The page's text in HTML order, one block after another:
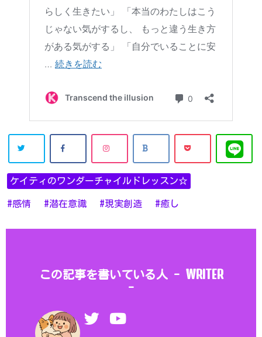
ケイティのワンダーチャイルドレッスン☆
感情 潜在意識 現実創造 癒し
この記事を書いている人 - WRITER
-